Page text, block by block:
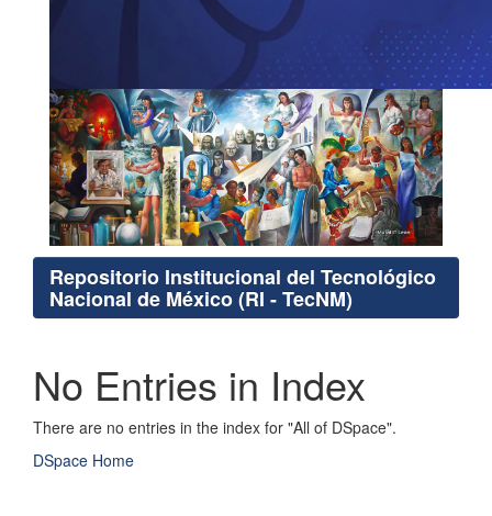
Repositorio Institucional del Tecnológico
Nacional de México (RI - TecNM)
No Entries in Index
There are no entries in the index for "All of DSpace".
DSpace Home